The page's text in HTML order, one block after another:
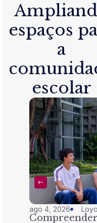
espaços
a
escolar
ago 4, 2026